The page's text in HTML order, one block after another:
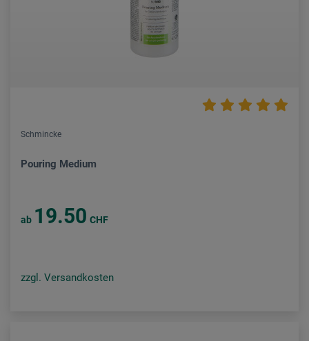
Schmincke
Pouring Medium
ab 19.50 CHF
zzgl. Versandkosten